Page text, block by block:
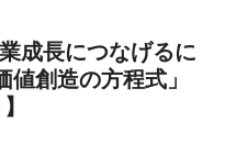
成長につなげるに
創造の方程式」